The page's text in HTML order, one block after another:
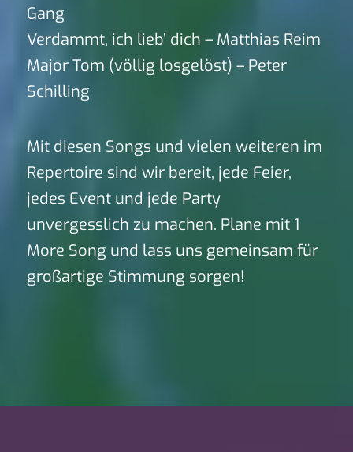
Gang
Verdammt, ich lieb’ dich – Matthias Reim
Major Tom (völlig losgelöst) – Peter
Schilling
Mit diesen Songs und vielen weiteren im
Repertoire sind wir bereit, jede Feier,
jedes Event und jede Party
unvergesslich zu machen. Plane mit 1
More Song und lass uns gemeinsam für
großartige Stimmung sorgen!